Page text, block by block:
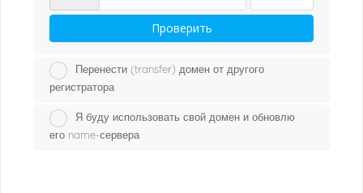
Проверить
Перенести (transfer) домен от другого
регистратора
Я буду использовать свой домен и обновлю
его name-сервера